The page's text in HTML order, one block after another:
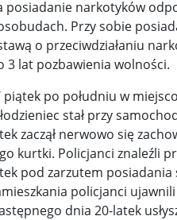
kraj UE zakazuje
stół na Białorusi?
Grażyna Torbicka: Kocham kino,
Flieger: Nie znoszę
Szułdrzyński: Z popiołów
Nawrocki zakończył prace
Trump żąda
posiadanie narkotyków
Przy sobie
o przeciwdziałaniu
3 lat pozbawienia wolności.
piątek po południu w
stał przy
zaczął nerwowo się
kurtki. Policjanci znaleźli
pod zarzutem posiadania
policjanci
dnia 20-latek